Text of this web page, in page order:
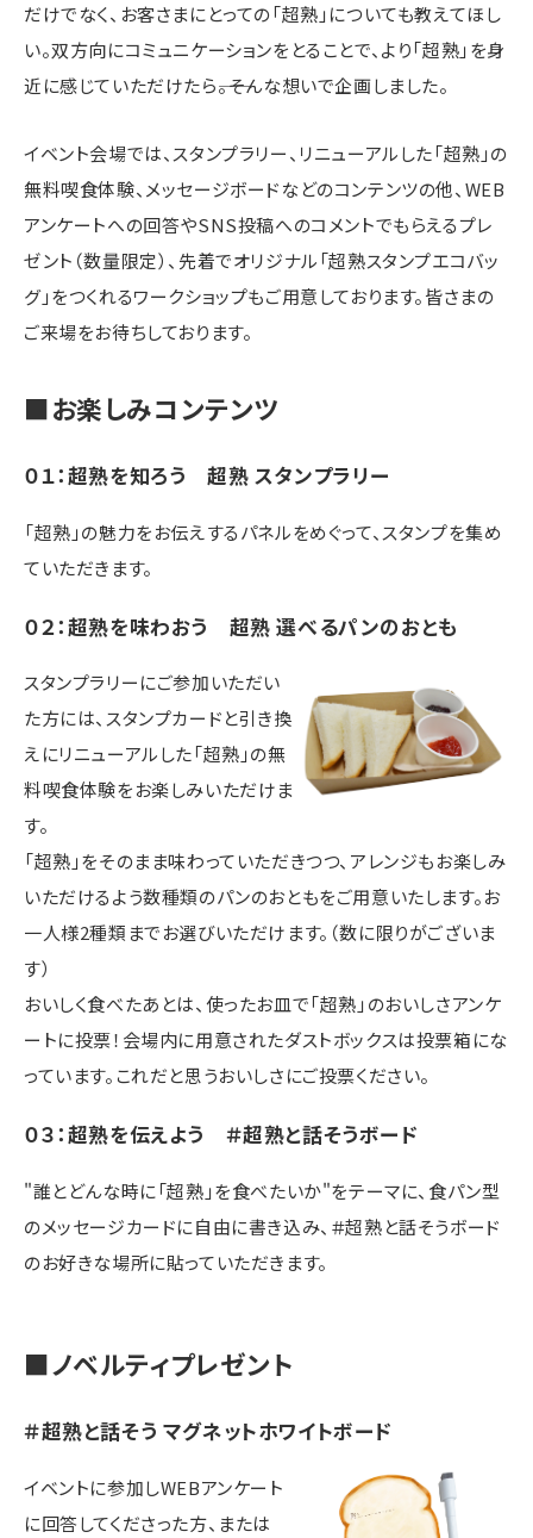
だけでなく、お客さまにとっての「超熟」についても教えてほし
い。双方向にコミュニケーションをとることで、より「超熟」を身
近に感じていただけたら――。そんな想いで企画しました。
イベント会場では、スタンプラリー、リニューアルした「超熟」の
無料喫食体験、メッセージボードなどのコンテンツの他、WEB
アンケートへの回答やSNS投稿へのコメントでもらえるプレ
ゼント（数量限定）、先着でオリジナル「超熟スタンプエコバッ
グ」をつくれるワークショップもご用意しております。皆さまの
ご来場をお待ちしております。
■お楽しみコンテンツ
０１：超熟を知ろう 超熟 スタンプラリー
「超熟」の魅力をお伝えするパネルをめぐって、スタンプを集め
ていただきます。
０２：超熟を味わおう 超熟 選べるパンのおとも
スタンプラリーにご参加いただい
た方には、スタンプカードと引き換
えにリニューアルした「超熟」の無
料喫食体験をお楽しみいただけま
す。
「超熟」をそのまま味わっていただきつつ、アレンジもお楽しみ
いただけるよう数種類のパンのおともをご用意いたします。お
一人様2種類までお選びいただけます。（数に限りがございま
す）
おいしく食べたあとは、使ったお皿で「超熟」のおいしさアンケ
ートに投票！会場内に用意されたダストボックスは投票箱にな
っています。これだと思うおいしさにご投票ください。
０３：超熟を伝えよう ＃超熟と話そうボード
"誰とどんな時に「超熟」を食べたいか"をテーマに、食パン型
のメッセージカードに自由に書き込み、＃超熟と話そうボード
のお好きな場所に貼っていただきます。
■ノベルティプレゼント
＃超熟と話そう マグネットホワイトボード
イベントに参加しWEBアンケート
に回答してくださった方、または